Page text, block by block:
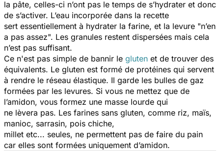
la pâte, celles-ci n’ont pas le temps de s’hydrater et donc
de s’activer. L’eau incorporée dans la recette
sert essentiellement à hydrater la farine, et la levure "n’en
a pas assez". Les granules restent dispersées mais cela
n’est pas suffisant.
Ce n'est pas simple de bannir le gluten et de trouver des
équivalents. Le gluten est formé de protéines qui servent
à rendre le réseau élastique. Il garde les bulles de gaz
formées par les levures. Si vous ne mettez que de
l’amidon, vous formez une masse lourde qui
ne lèvera pas. Les farines sans gluten, comme riz, maïs,
manioc, sarrasin, pois chiche,
millet etc... seules, ne permettent pas de faire du pain
car elles sont formées uniquement d’amidon.